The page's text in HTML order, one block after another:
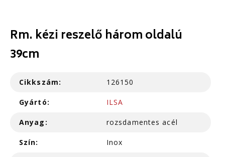
Rm. kézi reszelő három oldalú
39cm
Cikkszám: 126150
Gyártó: ILSA
Anyag: rozsdamentes acél
Szín: Inox